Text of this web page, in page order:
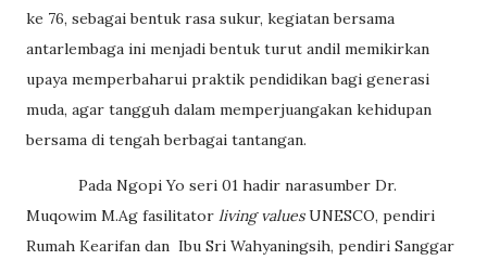
ke 76, sebagai bentuk rasa sukur, kegiatan bersama
antarlembaga ini menjadi bentuk turut andil memikirkan
upaya memperbaharui praktik pendidikan bagi generasi
muda, agar tangguh dalam memperjuangakan kehidupan
bersama di tengah berbagai tantangan.
Pada Ngopi Yo seri 01 hadir narasumber Dr.
Muqowim M.Ag fasilitator living valuesUNESCO, pendiri
Rumah Kearifan dan Ibu Sri Wahyaningsih, pendiri Sanggar